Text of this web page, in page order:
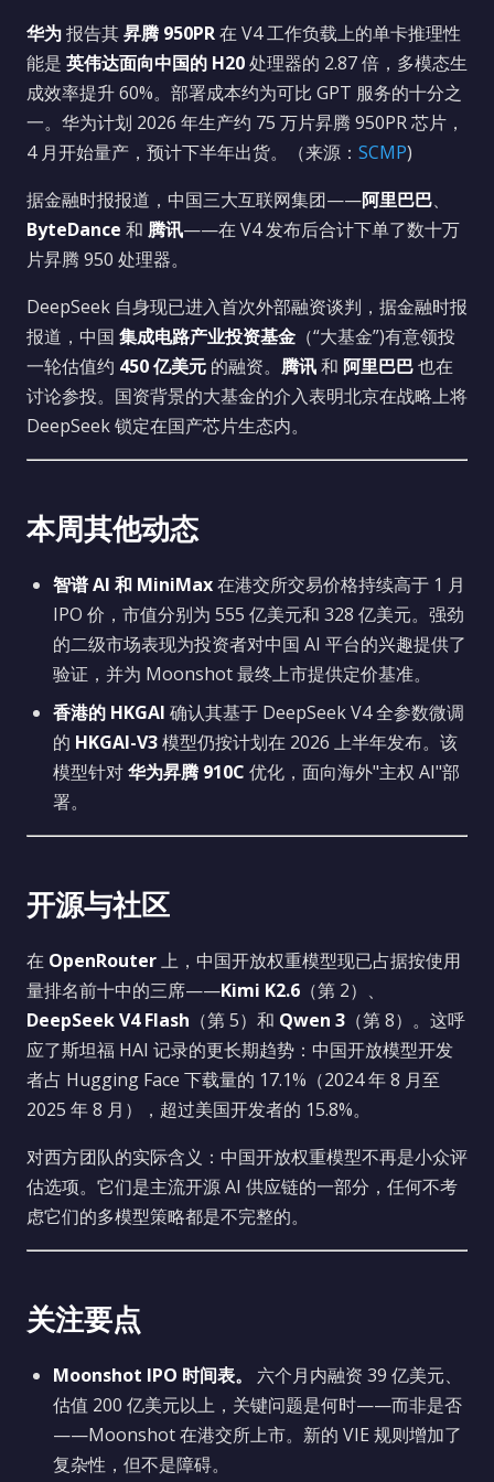
华为报告其昇腾 950PR在 V4 工作负载上的单卡推理性
能是 英伟达面向中国的 H20处理器的 2.87 倍，多模态生
成效率提升 60%。部署成本约为可比 GPT 服务的十分之
一。华为计划 2026 年生产约 75 万片昇腾 950PR 芯片，
4 月开始量产，预计下半年出货。（来源： SCMP)
据金融时报报道，中国三大互联网集团——阿里巴巴、
ByteDance 和 腾讯——在 V4 发布后合计下单了数十万
片昇腾 950 处理器。
DeepSeek 自身现已进入首次外部融资谈判，据金融时报
报道，中国 集成电路产业投资基金 （“大基金”)有意领投
一轮估值约 450 亿美元 的融资。 腾讯和 阿里巴巴也在
讨论参投。国资背景的大基金的介入表明北京在战略上将
DeepSeek 锁定在国产芯片生态内。
本周其他动态
智谱 AI 和 MiniMax在港交所交易价格持续高于 1 月
IPO 价，市值分别为 555 亿美元和 328 亿美元。强劲
的二级市场表现为投资者对中国 AI 平台的兴趣提供了
验证，并为 Moonshot 最终上市提供定价基准。
香港的 HKGAI 确认其基于 DeepSeek V4 全参数微调
的 HKGAI-V3模型仍按计划在 2026 上半年发布。该
模型针对华为昇腾 910C 优化，面向海外"主权 AI"部
署。
开源与社区
在 OpenRouter上，中国开放权重模型现已占据按使用
量排名前十中的三席——Kimi K2.6 （第 2）、
DeepSeek V4 Flash （第 5）和 Qwen 3 （第 8）。这呼
应了斯坦福 HAI 记录的更长期趋势：中国开放模型开发
者占 Hugging Face 下载量的 17.1%（2024 年 8 月至
2025 年 8 月），超过美国开发者的 15.8%。
对西方团队的实际含义：中国开放权重模型不再是小众评
估选项。它们是主流开源 AI 供应链的一部分，任何不考
虑它们的多模型策略都是不完整的。
关注要点
Moonshot IPO 时间表。
六个月内融资 39 亿美元、
估值 200 亿美元以上，关键问题是何时——而非是否
——Moonshot 在港交所上市。新的 VIE 规则增加了
复杂性，但不是障碍。